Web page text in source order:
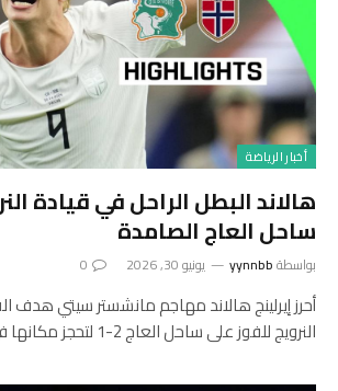
أخبار الرياضة
هالاند البطل الراحل في قيادة
ساحل العاج الصامدة
بواسطةyynnbb يونيو 30, 2026 0
أحرز إيرلينج هالاند مهاجم مانشستر سيتي هدف
النرويج للفوز على ساحل العاج 2-1 لتحجز مكانها في دور…